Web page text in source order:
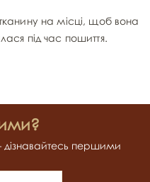
на місці, щоб вона
під час пошиття.
дізнавайтесь першими